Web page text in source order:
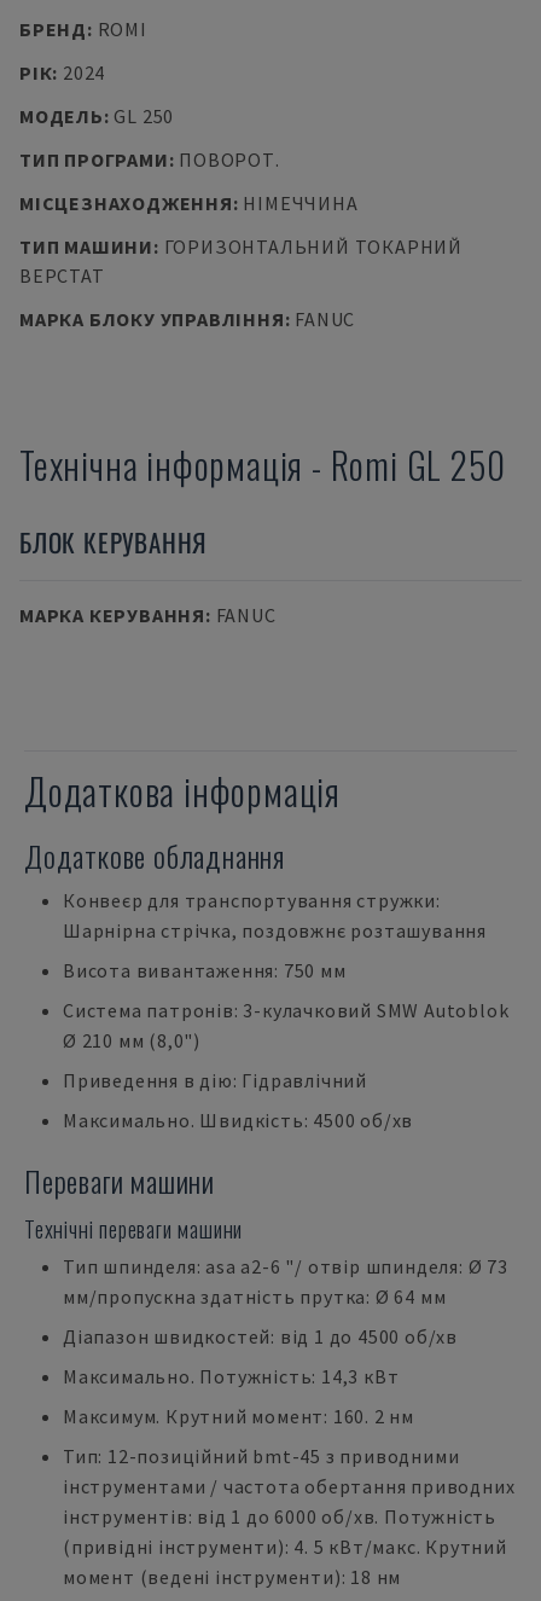
БРЕНД: ROMI
РІК: 2024
МОДЕЛЬ: GL 250
ТИП ПРОГРАМИ: ПОВОРОТ.
МІСЦЕЗНАХОДЖЕННЯ: НІМЕЧЧИНА
ТИП МАШИНИ: ГОРИЗОНТАЛЬНИЙ ТОКАРНИЙ
ВЕРСТАТ
МАРКА БЛОКУ УПРАВЛІННЯ: FANUC
Технічна інформація - Romi GL 250
БЛОК КЕРУВАННЯ
МАРКА КЕРУВАННЯ: FANUC
Додаткова інформація
Додаткове обладнання
Конвеєр для транспортування стружки:
Шарнірна стрічка, поздовжнє розташування
Висота вивантаження: 750 мм
Система патронів: 3-кулачковий SMW Autoblok
Ø 210 мм (8,0")
Приведення в дію: Гідравлічний
Максимально. Швидкість: 4500 об/хв
Переваги машини
Технічні переваги машини
Тип шпинделя: asa a2-6 "/ отвір шпинделя: Ø 73
мм/пропускна здатність прутка: Ø 64 мм
Діапазон швидкостей: від 1 до 4500 об/хв
Максимально. Потужність: 14,3 кВт
Максимум. Крутний момент: 160. 2 нм
Тип: 12-позиційний bmt-45 з приводними
інструментами / частота обертання приводних
інструментів: від 1 до 6000 об/хв. Потужність
(привідні інструменти): 4. 5 кВт/макс. Крутний
момент (ведені інструменти): 18 нм